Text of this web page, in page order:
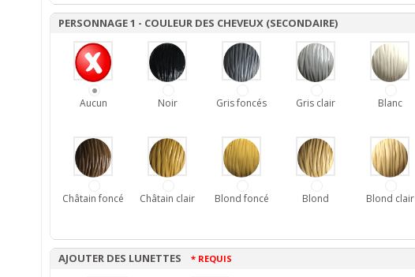
PERSONNAGE 1 - COULEUR DES CHEVEUX (SECONDAIRE)
Aucun Noir Gris foncés Gris clair Blanc
Châtain foncé Châtain clair Blond foncé Blond Blond clair
AJOUTER DES LUNETTES * REQUIS